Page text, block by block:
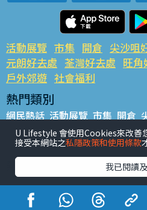
活動展覽 市集 開倉 尖沙咀
元朗好去處 荃灣好去處 旺角
戶外郊遊 社會福利
熱門類別
網民熱話 活動展覽 市集 開倉
銅鑼灣好去處 元朗好去處 荃灣
餐廳情報 戶外郊遊
熱門標籤
#UGO搵好去處 #人氣活動推介
#親子玩樂好去處
#ULifestyle應
U Lifestyle 會使用Cookies來改善
接受本網站之私隱政策和使用條款
我已閱讀